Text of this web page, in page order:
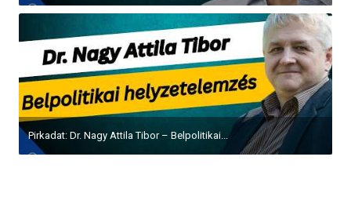
Pirkadat: Dr. Nagy Attila Tibor – Belpolitikai...